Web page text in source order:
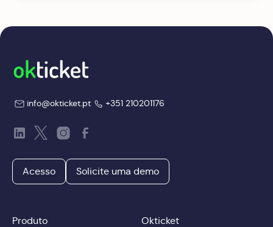
info@okticket.pt +351 210201176
Produto Okticket
Acesso Solicite uma demo